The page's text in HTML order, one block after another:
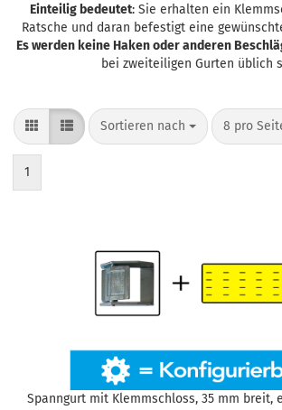
Einteilig bedeutet: Sie erhalten ein
Ratsche und daran befestigt eine
Es werden keine Haken oder anderen
bei zweiteiligen Gurten üblich
Sortieren nach
Sortieren nach 8 pro
pro Seite
1
Spanngurt mit Klemmschloss, 35 mm breit,